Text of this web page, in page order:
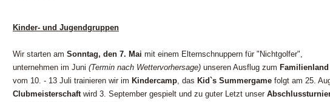
Kinder- und Jugendgruppen
Wir starten am Sonntag, den 7. Mai mit einem Elternschnuppern für "Nichtgolfer",
unternehmen im Juni (Termin nach Wettervorhersage) unseren Ausflug zum
vom 10. - 13 Juli trainieren wir im Kindercamp, das Kid`s Summergame folgt am 25.
Clubmeisterschaft wird 3. September gespielt und zu guter Letzt unser